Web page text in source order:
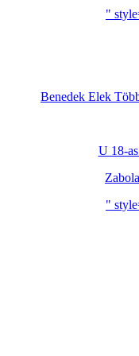
"
Benedek Elek
U 18-
"